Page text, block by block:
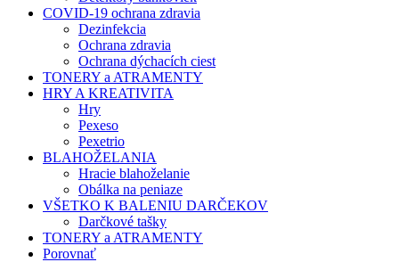
COVID-19 ochrana zdravia
Dezinfekcia
Ochrana zdravia
Ochrana dýchacích ciest
TONERY a ATRAMENTY
HRY A KREATIVITA
Hry
Pexeso
Pexetrio
BLAHOŽELANIA
Hracie blahoželanie
Obálka na peniaze
VŠETKO K BALENIU DARČEKOV
Darčkové tašky
TONERY a ATRAMENTY
Porovnať